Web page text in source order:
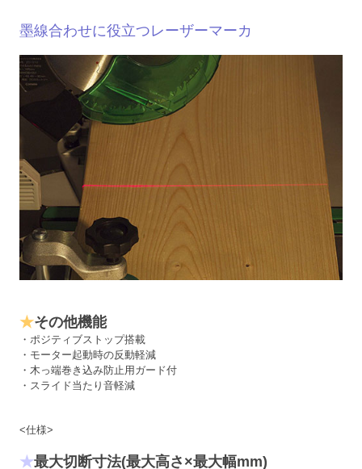
墨線合わせに役立つレーザーマーカ
★その他機能
・ポジティブストップ搭載
・モーター起動時の反動軽減
・木っ端巻き込み防止用ガード付
・スライド当たり音軽減
<仕様>
★最大切断寸法(最大高さ×最大幅mm)